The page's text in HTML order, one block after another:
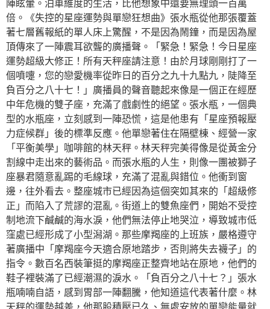
陣眩暈。泊車維度的生活，比他想象中還要無理頭一百萬
倍。《失控的星座運勢與單戀狂想曲》張水瓶從他那張覆蓋
著七層舊報紙的單人床上驚醒，不是因為鬧鐘，而是因為屋
頂傳來了一陣震耳欲聾的廣播聲。「緊急！緊急！今日星座
運勢超級大修正！所有天秤座請注意！由於月球剛剛打了一
個噴嚏，您的戀愛機率從昨日的百分之九十九點九，陡降至
負百分之八十七！」廣播員的聲音聽起來像是一個正在經歷
中年危機的雙子座，充滿了戲劇性的絕望。張水瓶，一個典
型的水瓶座，立刻感到一陣恐慌，這是他患有「星座預報壓
力症候群」後的標準反應。他單戀著住在隔壁棟、經營一家
「平衡美學」咖啡館的林天秤。林天秤完美得像是從黃金分
割線中走出來的藝術品。而張水瓶的人生，則像一團被獅子
座暴君隨意亂踢的毛線球，充滿了混亂與錯位。他衝到窗
邊，往外看去。整座城市已經因為這個突如其來的「超級修
正」而陷入了荒謬的混亂。街道上的雙魚座們，開始不受控
制地流下鹹鹹的海水淚，他們無法停止地哭泣，導致城市低
窪處已經形成了小型潟湖。那些摩羯座的上班族，嚴格遵守
著廣播中「摩羯座今天適合原地踏步，否則將失去襪子」的
指令。數百名西裝筆挺的摩羯座正整齊地站在原地，他們的
鞋子裡裝滿了已經潮濕的淚水。「負百分之八十七？」張水
瓶喃喃自語，感到胃部一陣翻騰，他知道這代表著什麼。林